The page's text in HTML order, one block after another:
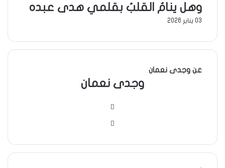
وهل ينامُ القلبُ بقلمي هدى عبده
03 يناير 2026
عن وجدى نعمان
وجدى نعمان